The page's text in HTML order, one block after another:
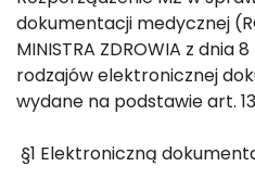
dokumentacji medycznej
MINISTRA ZDROWIA z dnia
rodzajów elektronicznej
wydane na podstawie art.
§1 Elektroniczną